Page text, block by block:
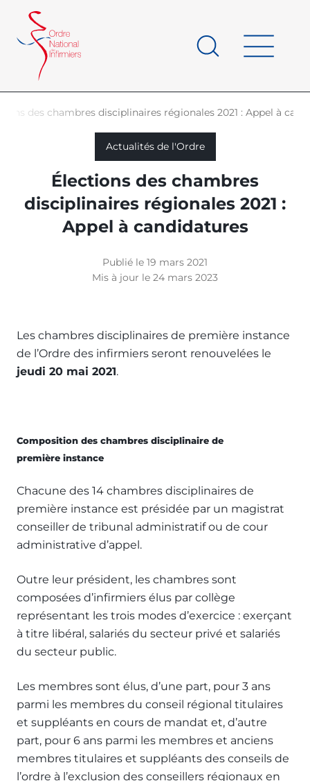
contenu
principal
d'Arianedes chambres disciplinaires régionales 2021 : Appel à
Actualités de l'Ordre
Élections des chambres
disciplinaires régionales 2021 :
Appel à candidatures
Publié le 19 mars 2021
Mis à jour le 24 mars 2023
Les chambres disciplinaires de première instance
de l’Ordre des infirmiers seront renouvelées le
jeudi 20 mai 2021.
Composition des chambres disciplinaire de
première instance
Chacune des 14 chambres disciplinaires de
première instance est présidée par un magistrat
conseiller de tribunal administratif ou de cour
administrative d’appel.
Outre leur président, les chambres sont
composées d’infirmiers élus par collège
représentant les trois modes d’exercice : exerçant
à titre libéral, salariés du secteur privé et salariés
du secteur public.
Les membres sont élus, d’une part, pour 3 ans
parmi les membres du conseil régional titulaires
et suppléants en cours de mandat et, d’autre
part, pour 6 ans parmi les membres et anciens
membres titulaires et suppléants des conseils de
l’ordre à l’exclusion des conseillers régionaux en
page
Panneau de gestion des cookies